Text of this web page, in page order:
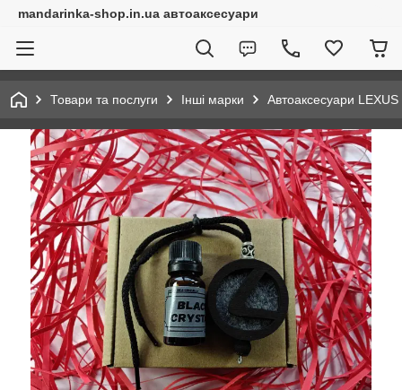
mandarinka-shop.in.ua автоаксесуари
Товари та послуги Інші марки Автоаксесуари LEXUS